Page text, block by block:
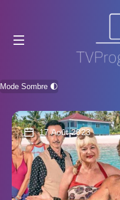
Mode Sombre 🌓
17 Août 2023